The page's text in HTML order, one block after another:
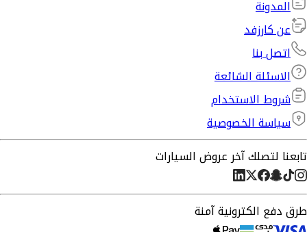
المدونة
عن كارزفد
اتصل بنا
الاسئلة الشائعة
شروط الاستخدام
سياسة الخصوصية
تابعنا لتصلك آخر عروض السيارات
طرق دفع الكترونية آمنة